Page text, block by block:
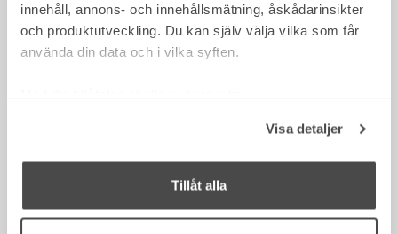
innehåll, annons- och innehållsmätning, åskådarinsikter
och produktutveckling. Du kan själv välja vilka som får
använda din data och i vilka syften.
som kan ha en noggrannhet på upp till flera meter
Identifiera din enhet genom att aktivt skanna den
för specifika kännetecken (fingeravtryck)
Ta reda på mer om hur dina personliga uppgifter
Visa detaljer
Tillåt alla
Produktion
Vår produktion måste vara väldigt flexibel för att kunna
möta alla unika krav från våra kunder. Vi har därför
våra medarbetare.Till slut är det ju deras yrkesskicklighet